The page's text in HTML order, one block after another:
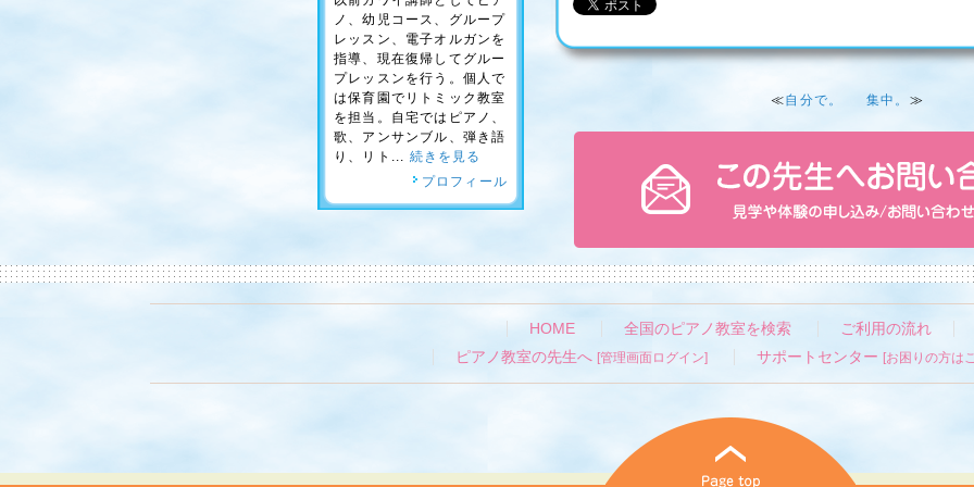
ノ、幼児コース、グループ
レッスン、電子オルガンを
指導、現在復帰してグルー
プレッスンを行う。個人で
は保育園でリトミック教室
を担当。自宅ではピアノ、
歌、アンサンブル、弾き語
り、リト... 続きを見る
プロフィール
≪自分で。 集中。 ≫
HOME 全国のピアノ教室を検索
ご利用の流れ
ピアノ教室の先生へ [管理画面ログイン] サポートセンター [お困りの方は